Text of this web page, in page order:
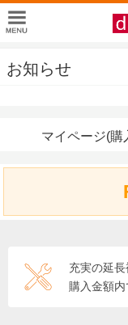
お知らせ
マイページ(購
充実の延
購入金額内